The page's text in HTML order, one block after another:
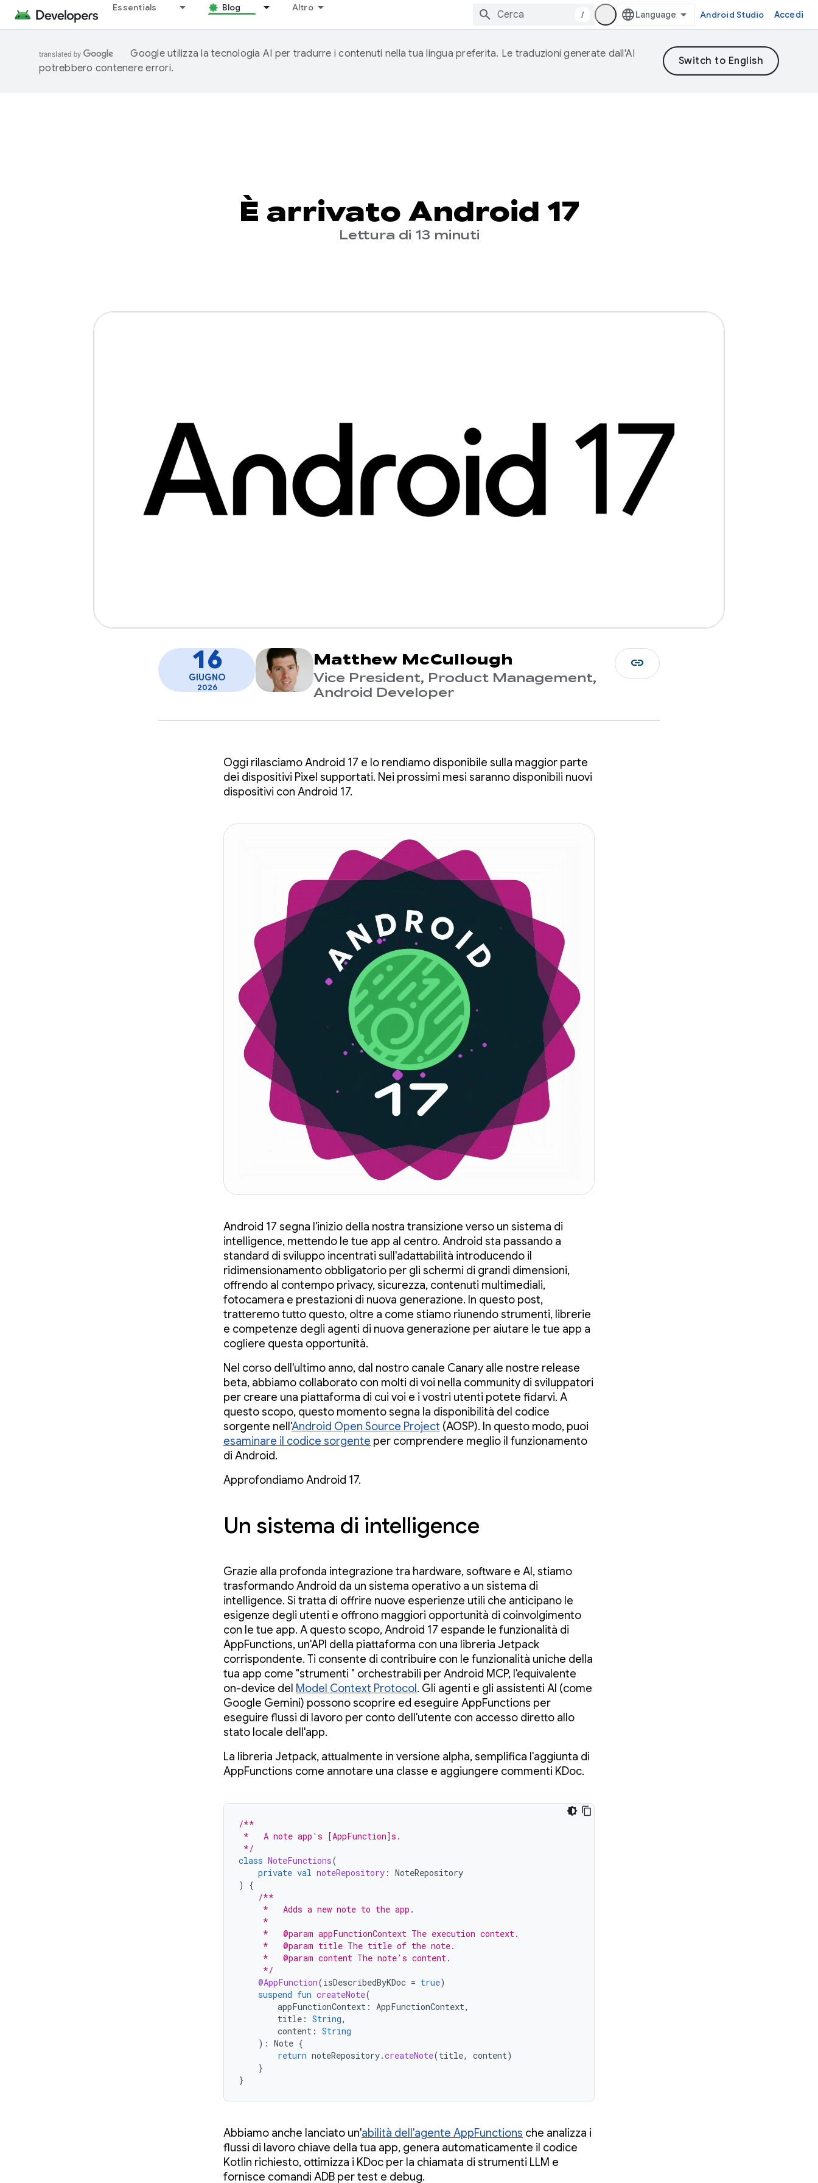
Essentials Blog Altro
/ Android Studio Accedi
Google utilizza la tecnologia AI per tradurre i contenuti nella tua lingua preferita. Le traduzioni generate dall'AI
potrebbero contenere errori.
È arrivato Android 17
Lettura di 13 minuti
16
GIUGNO
2026
Matthew McCullough
Vice President, Product Management,
Android Developer
link
Oggi rilasciamo Android 17 e lo rendiamo disponibile sulla maggior parte
dei dispositivi Pixel supportati. Nei prossimi mesi saranno disponibili nuovi
dispositivi con Android 17.
Android 17 segna l'inizio della nostra transizione verso un sistema di
intelligence, mettendo le tue app al centro. Android sta passando a
standard di sviluppo incentrati sull'adattabilità introducendo il
ridimensionamento obbligatorio per gli schermi di grandi dimensioni,
offrendo al contempo privacy, sicurezza, contenuti multimediali,
fotocamera e prestazioni di nuova generazione. In questo post,
tratteremo tutto questo, oltre a come stiamo riunendo strumenti, librerie
e competenze degli agenti di nuova generazione per aiutare le tue app a
cogliere questa opportunità.
Nel corso dell'ultimo anno, dal nostro canale Canary alle nostre release
beta, abbiamo collaborato con molti di voi nella community di sviluppatori
per creare una piattaforma di cui voi e i vostri utenti potete fidarvi. A
questo scopo, questo momento segna la disponibilità del codice
sorgente nell'Android Open Source Project (AOSP). In questo modo, puoi
esaminare il codice sorgente per comprendere meglio il funzionamento
di Android.
Approfondiamo Android 17.
Un sistema di intelligence
Grazie alla profonda integrazione tra hardware, software e AI, stiamo
trasformando Android da un sistema operativo a un sistema di
intelligence. Si tratta di offrire nuove esperienze utili che anticipano le
esigenze degli utenti e offrono maggiori opportunità di coinvolgimento
con le tue app. A questo scopo, Android 17 espande le funzionalità di
AppFunctions, un'API della piattaforma con una libreria Jetpack
corrispondente. Ti consente di contribuire con le funzionalità uniche della
tua app come "strumenti " orchestrabili per Android MCP, l'equivalente
on-device del Model Context Protocol . Gli agenti e gli assistenti AI (come
Google Gemini) possono scoprire ed eseguire AppFunctions per
eseguire flussi di lavoro per conto dell'utente con accesso diretto allo
stato locale dell'app.
La libreria Jetpack, attualmente in versione alpha, semplifica l'aggiunta di
AppFunctions come annotare una classe e aggiungere commenti KDoc.
/**
*   A note app's [AppFunction]s.
*/
class NoteFunctions(
private val noteRepository : NoteRepository
)
{
/**
     *   Adds a new note to the app.
     *
     *   @param appFunctionContext The execution context.
     *   @param title The title of the note.
     *   @param content The note's content.
     */
@AppFunction(isDescribedByKDoc = true)
suspend fun createNote(
appFunctionContext : AppFunctionContext,
title : String,
content : String
): Note {
return noteRepository.createNote(title, content)
}
}
Abbiamo anche lanciato un'abilità dell'agente AppFunctions che analizza i
flussi di lavoro chiave della tua app, genera automaticamente il codice
Kotlin richiesto, ottimizza i KDoc per la chiamata di strumenti LLM e
fornisce comandi ADB per test e debug.